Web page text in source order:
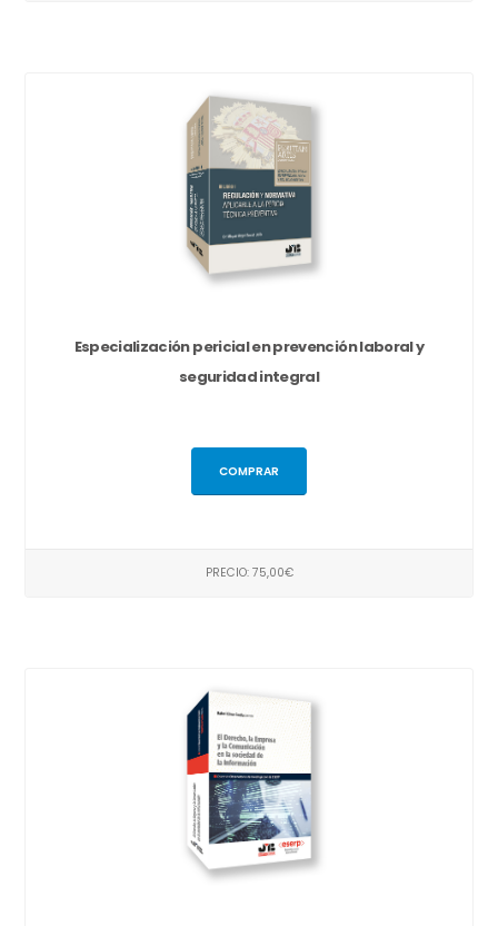
Especialización pericial en prevención laboral y
seguridad integral
COMPRAR
PRECIO: 75,00€